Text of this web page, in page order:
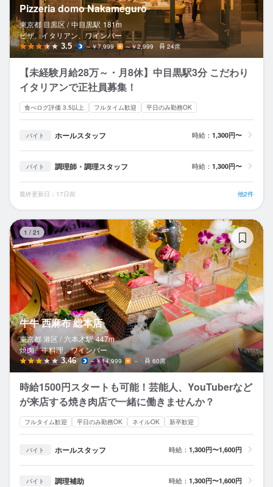
Pizzeria domo Nakameguro
東京都 目黒区 / 中目黒駅 181m
ピザ、イタリアン、ワインバー
3.5 ～￥7,999 ～￥2,999 24席
【未経験月給28万～・月8休】中目黒駅3分 こだわり
イタリアンで正社員募集！
食べログ評価 3.5以上 フルタイム歓迎 平日のみ勤務OK
バイト ホールスタッフ 時給： 1,300円〜
バイト 調理師・調理スタッフ 時給： 1,300円〜
最終更新日：17日前 他2件
1 / 21
牛牛 西麻布 総本店
東京都 港区 / 六本木駅 447m
焼肉、牛料理、ワインバー
3.46 ～￥14,999 － 60席
時給1500円スタートも可能！芸能人、YouTuberなど
が来店する焼き肉店で一緒に働きませんか？
フルタイム歓迎 平日のみ勤務OK ネイルOK 新卒歓迎
バイト ホールスタッフ 時給： 1,300円〜1,600円
バイト 調理補助 時給： 1,300円〜1,600円